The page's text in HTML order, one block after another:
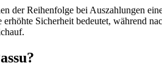
der Reihenfolge bei Auszahlungen
Sicherheit bedeutet, während